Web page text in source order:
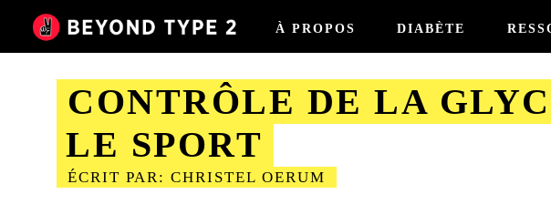
À PROPOS DIABÈTE
CONTRÔLE DE LA
LE SPORT
ÉCRIT PAR: CHRISTEL OERUM